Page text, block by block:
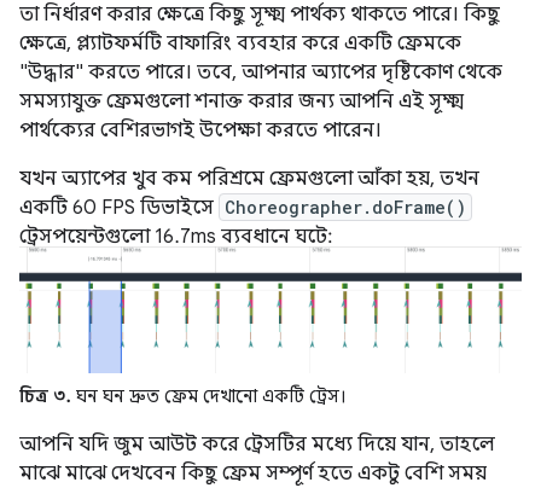
তা নির্ধারণ করার ক্ষেত্রে কিছু সূক্ষ্ম পার্থক্য থাকতে পারে। কিছু
ক্ষেত্রে, প্ল্যাটফর্মটি বাফারিং ব্যবহার করে একটি ফ্রেমকে
"উদ্ধার" করতে পারে। তবে, আপনার অ্যাপের দৃষ্টিকোণ থেকে
সমস্যাযুক্ত ফ্রেমগুলো শনাক্ত করার জন্য আপনি এই সূক্ষ্ম
পার্থক্যের বেশিরভাগই উপেক্ষা করতে পারেন।
যখন অ্যাপের খুব কম পরিশ্রমে ফ্রেমগুলো আঁকা হয়, তখন
একটি 60 FPS ডিভাইসে Choreographer.doFrame()
ট্রেসপয়েন্টগুলো 16.7ms ব্যবধানে ঘটে:
চিত্র ৩. ঘন ঘন দ্রুত ফ্রেম দেখানো একটি ট্রেস।
আপনি যদি জুম আউট করে ট্রেসটির মধ্যে দিয়ে যান, তাহলে
মাঝে মাঝে দেখবেন কিছু ফ্রেম সম্পূর্ণ হতে একটু বেশি সময়